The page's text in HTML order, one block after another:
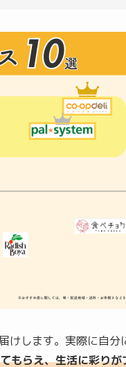
けします。実際に自分
もらえ、生活に彩り